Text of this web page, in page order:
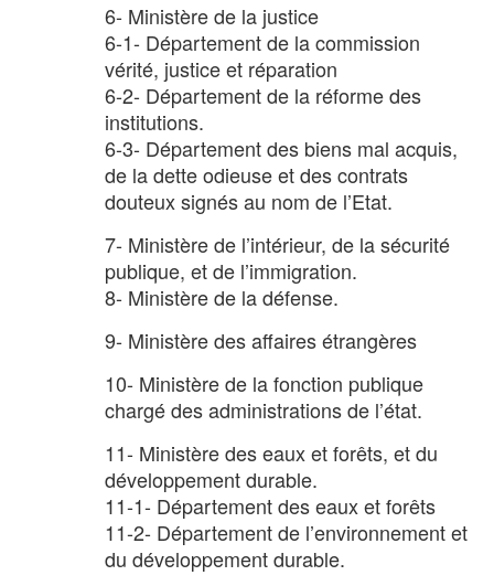
6- Ministère de la justice
6-1- Département de la commission
vérité, justice et réparation
6-2- Département de la réforme des
institutions.
6-3- Département des biens mal acquis,
de la dette odieuse et des contrats
douteux signés au nom de l’Etat.
7- Ministère de l’intérieur, de la sécurité
publique, et de l’immigration.
8- Ministère de la défense.
9- Ministère des affaires étrangères
10- Ministère de la fonction publique
chargé des administrations de l’état.
11- Ministère des eaux et forêts, et du
développement durable.
11-1- Département des eaux et forêts
11-2- Département de l’environnement et
du développement durable.